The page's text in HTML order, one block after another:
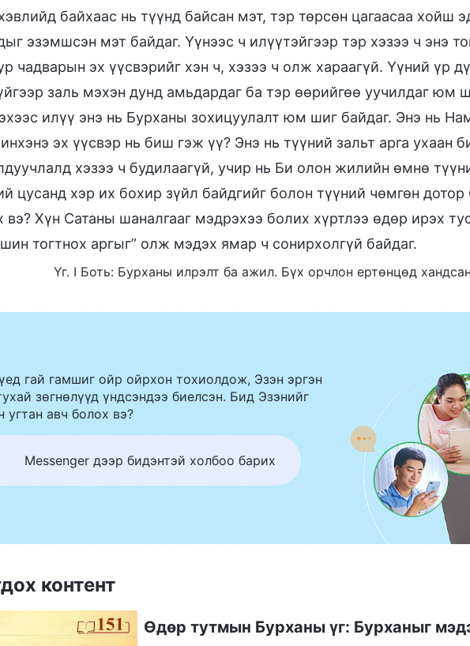
байхаас нь түүнд байсан мэт, тэр төрсөн цагаасаа хойш
эзэмшсэн мэт байдаг. Үүнээс ч илүүтэйгээр тэр хэзээ ч энэ
чадварын эх үүсвэрийг хэн ч, хэзээ ч олж хараагүй. Үүний үр
заль мэхэн дунд амьдардаг ба тэр өөрийгөө уучилдаг юм
илүү энэ нь Бурханы зохицуулалт юм шиг байдаг. Энэ нь
эх үүсвэр нь биш гэж үү? Энэ нь түүний зальт арга ухаан
хэзээ ч будилаагүй, учир нь Би олон жилийн өмнө
цусанд хэр их бохир зүйл байдгийг болон түүний чөмгөн дотор
вэ? Хүн Сатаны шаналгааг мэдрэхээ болих хүртлээ өдөр ирэх
тогтнох аргыг” олж мэдэх ямар ч сонирхолгүй байдаг.
Үг. I Боть: Бурханы илрэлт ба ажил. Бүх орчлон ертөнцөд
гай гамшиг ойр ойрхон тохиолдож, Эзэн эргэн
зөгнөлүүд үндсэндээ биелсэн. Бид Эзэнийг
угтан авч болох вэ?
Messenger дээр бидэнтэй холбоо барих
контент
Өдөр тутмын Бурханы үг: Бурханыг